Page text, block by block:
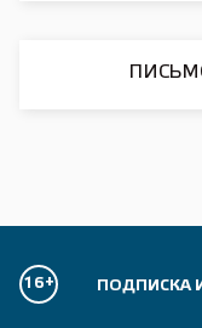
16+ ПОДПИСКА